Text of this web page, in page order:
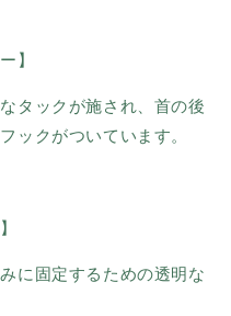
】
タックが施され、首の後
ックがついています。
に固定するための透明な